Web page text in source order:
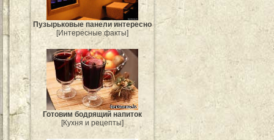
Пузырьковые панели интересно
[Интересные факты]
Готовим бодрящий напиток
[Кухня и рецепты]